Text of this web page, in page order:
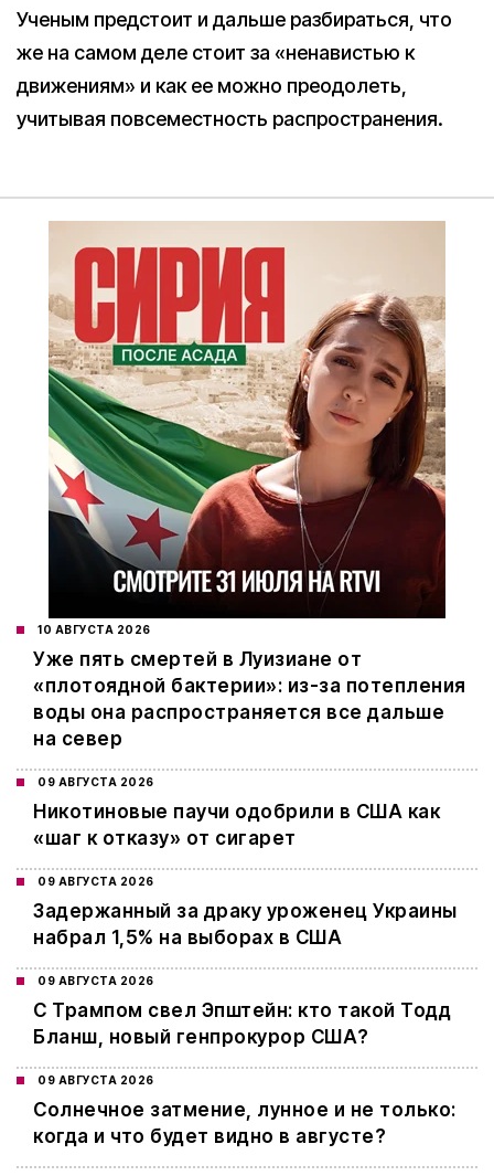
Ученым предстоит и дальше разбираться, что
же на самом деле стоит за «ненавистью к
движениям» и как ее можно преодолеть,
учитывая повсеместность распространения.
10 АВГУСТА 2026
Уже пять смертей в Луизиане от
«плотоядной бактерии»: из-за потепления
воды она распространяется все дальше
на север
09 АВГУСТА 2026
Никотиновые паучи одобрили в США как
«шаг к отказу» от сигарет
09 АВГУСТА 2026
Задержанный за драку уроженец Украины
набрал 1,5% на выборах в США
09 АВГУСТА 2026
С Трампом свел Эпштейн: кто такой Тодд
Бланш, новый генпрокурор США?
09 АВГУСТА 2026
Cолнечное затмение, лунное и не только:
когда и что будет видно в августе?